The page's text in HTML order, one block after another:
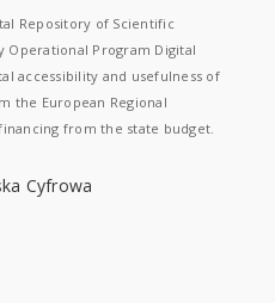
Repository of Scientific
Operational Program Digital
accessibility and usefulness of
the European Regional
from the state budget.